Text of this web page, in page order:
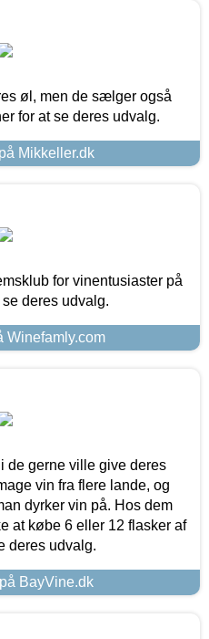
øl, men de sælger også
for at se deres udvalg.
Mikkeller.dk
for vinentusiaster på
deres udvalg.
Winefamly.com
de gerne ville give deres
vin fra flere lande, og
dyrker vin på. Hos dem
at købe 6 eller 12 flasker af
deres udvalg.
BayVine.dk